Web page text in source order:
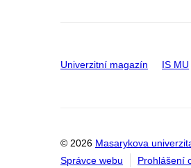
Univerzitní magazín IS MU
© 2026 Masarykova
Správce webu
Prohlášení